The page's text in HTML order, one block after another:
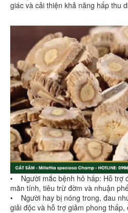
giác và cải thiện khả năng hấp thu
• Người mắc bệnh hô hấp: Hỗ trợ
mãn tính, tiêu trừ đờm và nhuận
• Người hay bị nóng trong, đau
giải độc và hỗ trợ giảm phong